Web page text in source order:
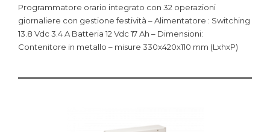
Programmatore orario integrato con 32 operazioni
giornaliere con gestione festività – Alimentatore : Switching
13.8 Vdc 3.4 A Batteria 12 Vdc 17 Ah – Dimensioni:
Contenitore in metallo – misure 330x420x110 mm (LxhxP)